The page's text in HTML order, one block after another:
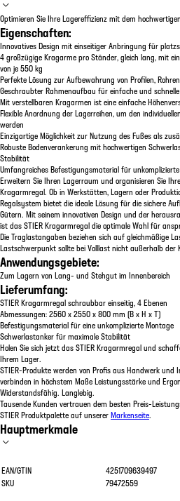
Optimieren Sie Ihre Lagereffizienz mit dem
Eigenschaften:
Innovatives Design mit einseitiger Anbringung für
4 großzügige Kragarme pro Ständer, gleich lang, mit
von je 550 kg
Perfekte Lösung zur Aufbewahrung von Profilen,
Geschraubter Rahmenaufbau für einfache und
Mit verstellbaren Kragarmen ist eine einfache
Flexible Anordnung der Lagerreihen, um den
werden
Einzigartige Möglichkeit zur Nutzung des Fußes als
Robuste Bodenverankerung mit hochwertigen
Stabilität
Umfangreiches Befestigungsmaterial für
Erweitern Sie Ihren Lagerraum und organisieren Sie
Kragarmregal. Ob in Werkstätten, Lagern oder
Regalsystem bietet die ideale Lösung für die sichere
Gütern. Mit seinem innovativen Design und der
ist das STIER Kragarmregal die optimale Wahl für
Die Traglastangaben beziehen sich auf gleichmäßige
Lastschwerpunkt sollte bei Volllast nicht außerhalb der
Anwendungsgebiete:
Zum Lagern von Lang- und Stehgut im Innenbereich
Lieferumfang:
STIER Kragarmregal schraubbar einseitig, 4 Ebenen
Abmessungen: 2560 x 2550 x 800 mm (B x H x T)
Befestigungsmaterial für eine unkomplizierte Montage
Schwerlastanker für maximale Stabilität
Holen Sie sich jetzt das STIER Kragarmregal und
Ihrem Lager.
STIER-Produkte werden von Profis aus Handwerk und
verbinden in höchstem Maße Leistungsstärke und
Widerstandsfähig. Langlebig.
Tausende Kunden vertrauen dem besten Preis-
STIER Produktpalette auf unsererMarkenseite.
Hauptmerkmale
EAN/GTIN
4251709639497
SKU
79472559